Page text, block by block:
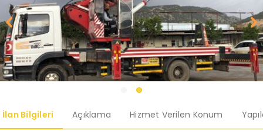
İlan Bilgileri Açıklama Hizmet Verilen Konum